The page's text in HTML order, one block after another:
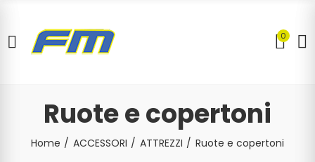
0
Ruote e copertoni
Home ACCESSORI ATTREZZI Ruote e copertoni